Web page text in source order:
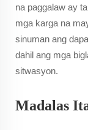
na paggalaw ay
mga karga na
sinuman ang
dahil ang mga
sitwasyon.
Madalas